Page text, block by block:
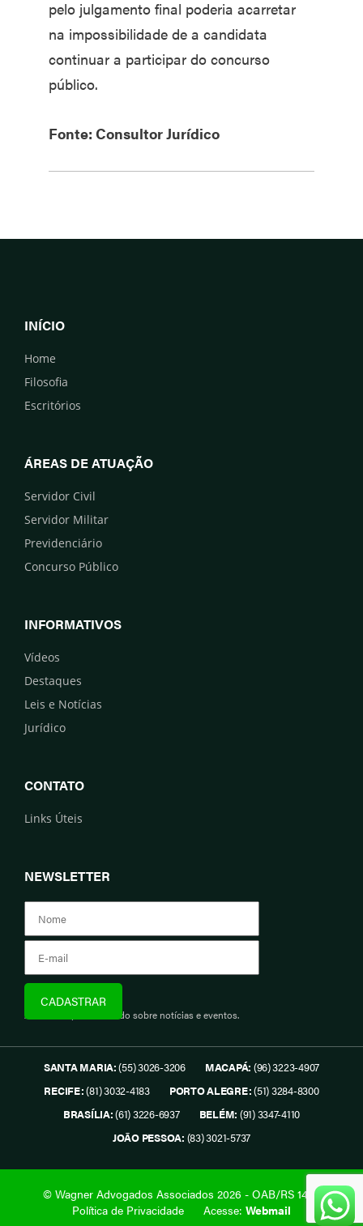
pelo julgamento final poderia acarretar
na impossibilidade de a candidata
continuar a participar do concurso
público.
Fonte: Consultor Jurídico
INÍCIO
Home
Filosofia
Escritórios
ÁREAS DE ATUAÇÃO
Servidor Civil
Servidor Militar
Previdenciário
Concurso Público
INFORMATIVOS
Vídeos
Destaques
Leis e Notícias
Jurídico
CONTATO
Links Úteis
NEWSLETTER
Assine e fique informado sobre notícias e eventos.
SANTA MARIA:(55) 3026-3206 MACAPÁ: (96) 3223-4907
RECIFE:(81) 3032-4183 PORTO ALEGRE:(51) 3284-8300
BRASÍLIA:(61) 3226-6937 BELÉM: (91) 3347-4110
JOÃO PESSOA: (83) 3021-5737
© Wagner Advogados Associados 2026 - OAB/RS 1419.
Política de Privacidade
Acesse: Webmail